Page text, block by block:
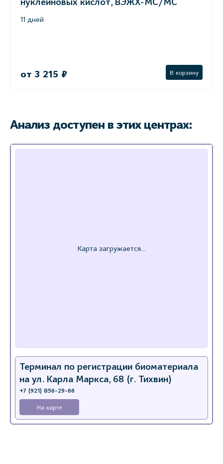
11 дней
от 3 215 ₽ В корзину
Анализ доступен в этих центрах:
Терминал по регистрации биоматериала
на ул. Карла Маркса, 68 (г. Тихвин)
+7 (921) 856-29-66
На карте